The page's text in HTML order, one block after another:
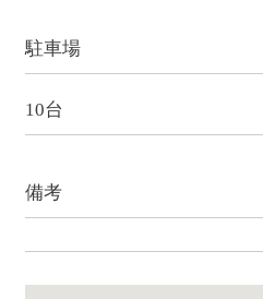
駐車場
10台
備考